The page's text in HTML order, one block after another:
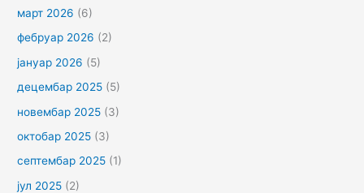
март 2026 (6)
фебруар 2026 (2)
јануар 2026 (5)
децембар 2025 (5)
новембар 2025 (3)
октобар 2025 (3)
септембар 2025 (1)
јул 2025 (2)